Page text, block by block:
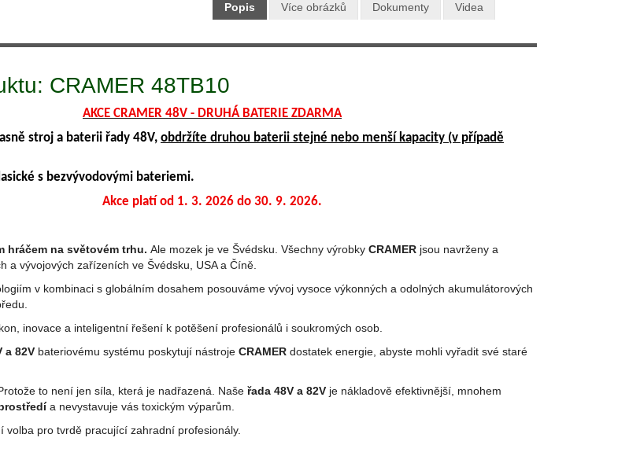
Popis Více obrázků Dokumenty Videa
CRAMER 48TB10
AKCE CRAMER 48V - DRUHÁ BATERIE ZDARMA
stroj a baterii řady 48V, obdržíte druhou baterii stejné nebo menší kapacity (v případě
s bezvývodovými bateriemi.
Akce platí od 1. 3. 2026 do 30. 9. 2026.
hráčem na světovém trhu. Ale mozek je ve Švédsku. Všechny výrobky CRAMER jsou navrženy a
a vývojových zařízeních ve Švédsku, USA a Číně.
v kombinaci s globálním dosahem posouváme vývoj vysoce výkonných a odolných akumulátorových
inovace a inteligentní řešení k potěšení profesionálů i soukromých osob.
a 82V bateriovému systému poskytují nástroje CRAMER dostatek energie, abyste mohli vyřadit své staré
to není jen síla, která je nadřazená. Naše řada 48V a 82V je nákladově efektivnější, mnohem
a nevystavuje vás toxickým výparům.
volba pro tvrdě pracující zahradní profesionály.